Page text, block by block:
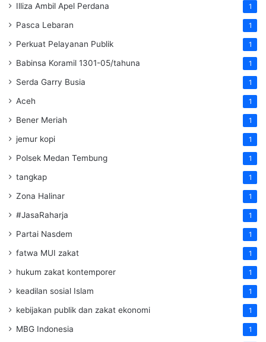
Illiza Ambil Apel Perdana 1
Pasca Lebaran 1
Perkuat Pelayanan Publik 1
Babinsa Koramil 1301-05/tahuna 1
Serda Garry Busia 1
Aceh 1
Bener Meriah 1
jemur kopi 1
Polsek Medan Tembung 1
tangkap 1
Zona Halinar 1
#JasaRaharja 1
Partai Nasdem 1
fatwa MUI zakat 1
hukum zakat kontemporer 1
keadilan sosial Islam 1
kebijakan publik dan zakat ekonomi 1
MBG Indonesia 1